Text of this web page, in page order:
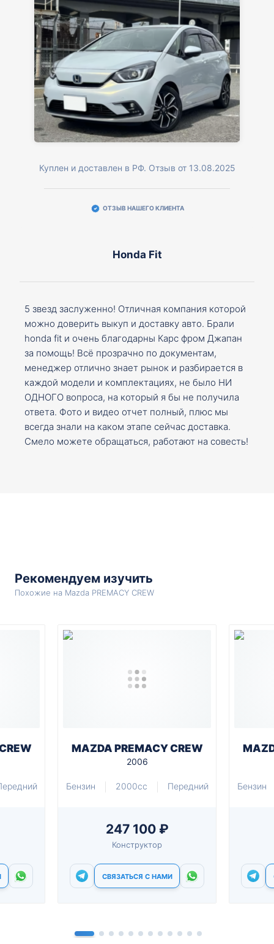
Куплен и доставлен в РФ. Отзыв от 13.08.2025
ОТЗЫВ НАШЕГО КЛИЕНТА
Honda Fit
5 звезд заслуженно! Отличная компания которой
можно доверить выкуп и доставку авто. Брали
honda fit и очень благодарны Карс фром Джапан
за помощь! Всё прозрачно по документам,
менеджер отлично знает рынок и разбирается в
каждой модели и комплектациях, не было НИ
ОДНОГО вопроса, на который я бы не получила
ответа. Фото и видео отчет полный, плюс мы
всегда знали на каком этапе сейчас доставка.
Смело можете обращаться, работают на совесть!
Рекомендуем изучить
Похожие на Mazda PREMACY CREW
MAZDA PREMACY CREW
2006
Бензин 2000cc Передний
247 100 ₽
Конструктор
СВЯЗАТЬСЯ С НАМИ
Бензин